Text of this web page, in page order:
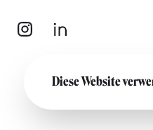
Diese Website